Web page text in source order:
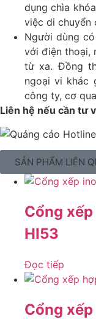
dụng chìa
việc di chuyển
Người dùng
với điện thoại,
từ xa. Đồng
ngoại vi khác
công ty, cơ
Liên hệ nếu cần tư
SẢN PHẨM LIÊN
Cổng
HI53
Đọc tiếp
Cổng